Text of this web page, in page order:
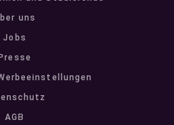
uns
Jobs
Presse
AGB